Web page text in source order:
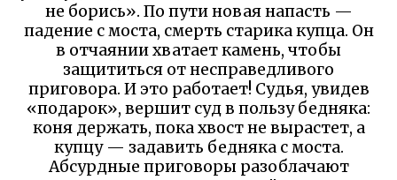
не борись». По пути новая напасть —
падение с моста, смерть старика купца. Он
в отчаянии хватает камень, чтобы
защититься от несправедливого
приговора. И это работает! Судья, увидев
«подарок», вершит суд в пользу бедняка:
коня держать, пока хвост не вырастет, а
купцу — задавить бедняка с моста.
Абсурдные приговоры разоблачают